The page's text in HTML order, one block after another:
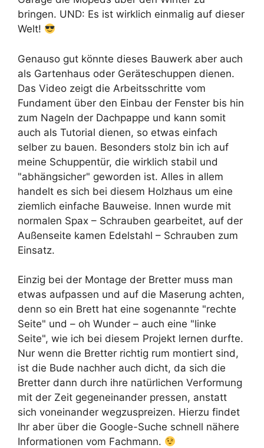
bringen. UND: Es ist wirklich einmalig auf dieser
Welt!
Genauso gut könnte dieses Bauwerk aber auch
als Gartenhaus oder Geräteschuppen dienen.
Das Video zeigt die Arbeitsschritte vom
Fundament über den Einbau der Fenster bis hin
zum Nageln der Dachpappe und kann somit
auch als Tutorial dienen, so etwas einfach
selber zu bauen. Besonders stolz bin ich auf
meine Schuppentür, die wirklich stabil und
"abhängsicher" geworden ist. Alles in allem
handelt es sich bei diesem Holzhaus um eine
ziemlich einfache Bauweise. Innen wurde mit
normalen Spax – Schrauben gearbeitet, auf der
Außenseite kamen Edelstahl – Schrauben zum
Einsatz.
Einzig bei der Montage der Bretter muss man
etwas aufpassen und auf die Maserung achten,
denn so ein Brett hat eine sogenannte "rechte
Seite" und – oh Wunder – auch eine "linke
Seite", wie ich bei diesem Projekt lernen durfte.
Nur wenn die Bretter richtig rum montiert sind,
ist die Bude nachher auch dicht, da sich die
Bretter dann durch ihre natürlichen Verformung
mit der Zeit gegeneinander pressen, anstatt
sich voneinander wegzuspreizen. Hierzu findet
Ihr aber über die Google-Suche schnell nähere
Informationen vom Fachmann.